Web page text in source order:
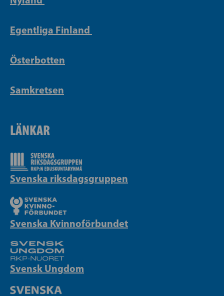
Egentliga Finland
Österbotten
Samkretsen
LÄNKAR
Svenska riksdagsgruppen
Svenska Kvinnoförbundet
Svensk Ungdom